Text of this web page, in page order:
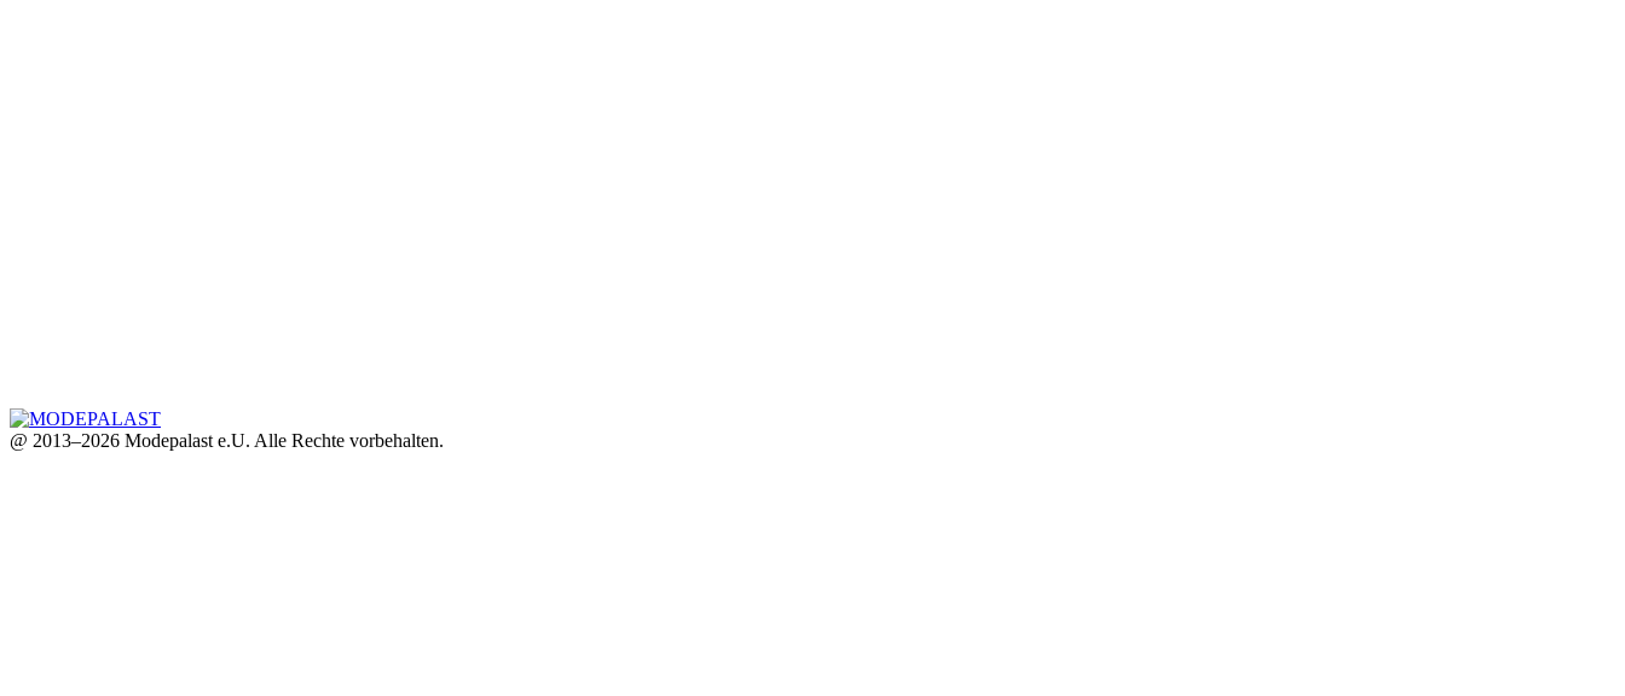
@ 2013–2026 Modepalast e.U. Alle Rechte vorbehalten.